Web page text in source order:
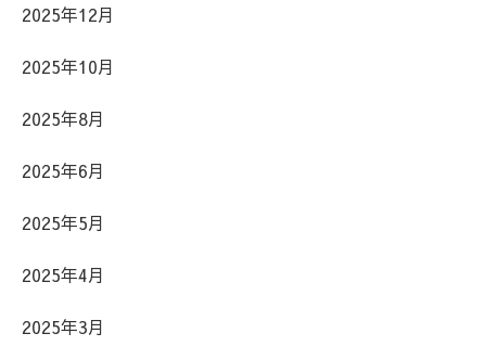
2025年12月
2025年10月
2025年8月
2025年6月
2025年5月
2025年4月
2025年3月